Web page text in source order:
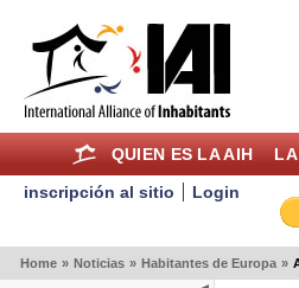
QUIEN ES LA AIH
inscripción al sitio
Login
Home » Noticias » Habitantes de Europa »